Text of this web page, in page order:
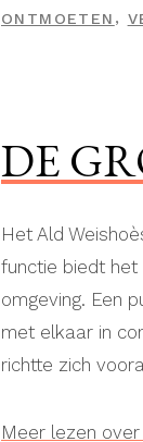
ONTMOETEN ,
DE
Het Ald
functie biedt het
omgeving. Een
met elkaar in
richtte zich
Meer lezen over